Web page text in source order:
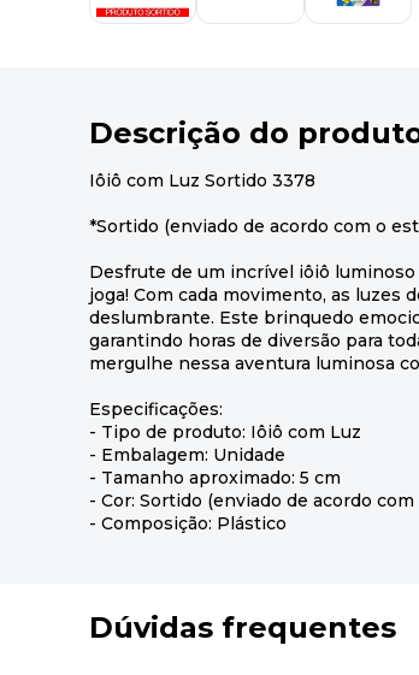
Descrição do
Iôiô com Luz Sortido 3378
*Sortido (enviado de acordo com o
Desfrute de um incrível iôiô
joga! Com cada movimento, as luzes
deslumbrante. Este brinquedo
garantindo horas de diversão para
mergulhe nessa aventura luminosa
Especificações:
- Tipo de produto: Iôiô com Luz
- Embalagem: Unidade
- Tamanho aproximado: 5 cm
- Cor: Sortido (enviado de acordo
- Composição: Plástico
Dúvidas frequentes